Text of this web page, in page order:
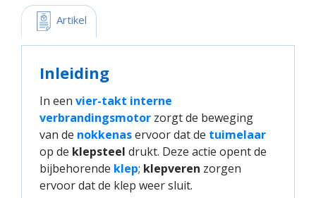
Artikel
Inleiding
In een vier-takt interne
verbrandingsmotor zorgt de beweging
van de nokkenaservoor dat de tuimelaar
op de klepsteel drukt. Deze actie opent de
bijbehorende klep; klepveren zorgen
ervoor dat de klep weer sluit.